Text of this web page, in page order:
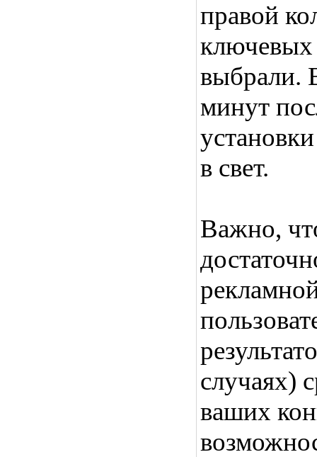
правой
ключевых
выбрали.
минут
в свет.
Важно,
случаях)
ваших